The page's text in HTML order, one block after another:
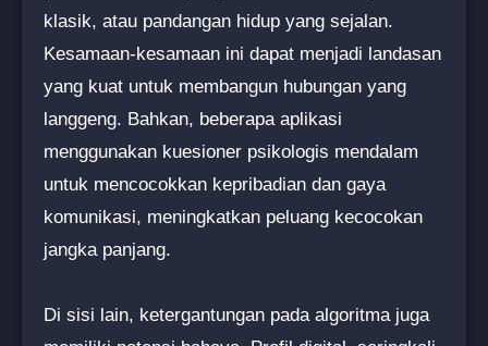
klasik, atau pandangan hidup yang sejalan.
Kesamaan-kesamaan ini dapat menjadi landasan
yang kuat untuk membangun hubungan yang
langgeng. Bahkan, beberapa aplikasi
menggunakan kuesioner psikologis mendalam
untuk mencocokkan kepribadian dan gaya
komunikasi, meningkatkan peluang kecocokan
jangka panjang.
Di sisi lain, ketergantungan pada algoritma juga